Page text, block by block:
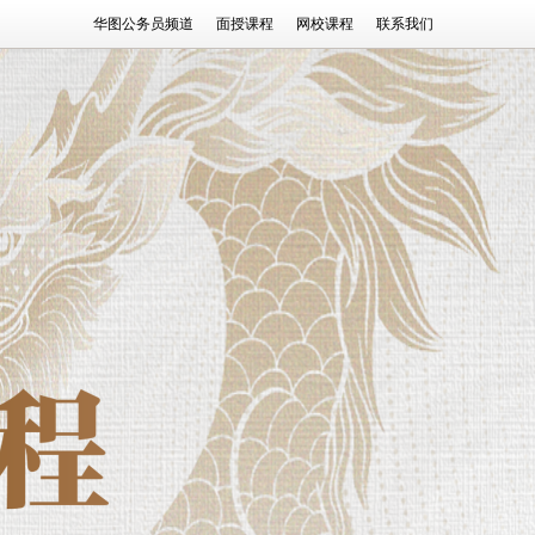
华图公务员频道 面授课程 网校课程 联系我们